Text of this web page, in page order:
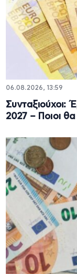
06.08.2026, 13:59
Συνταξιούχοι:
2027 – Ποιοι